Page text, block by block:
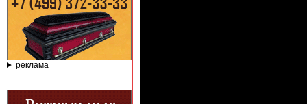
реклама